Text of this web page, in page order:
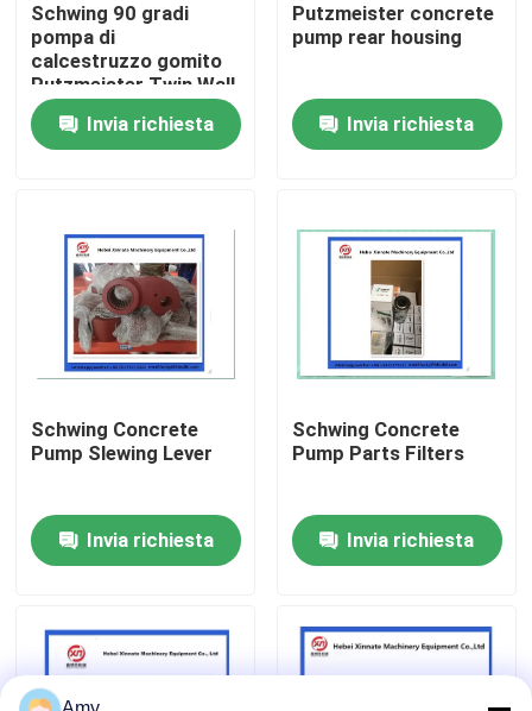
Casa
Prodotti
Chi siamo
Fatory Tour
Richiedere un preventivo
Parti della pompa per calcestruzzo di Putzmeister
Parti della pompa per calcestruzzo di Schwing
Schwing 90 gradi
pompa di
calcestruzzo gomito
Putzmeister Twin Wall
gomito 10010479
Invia richiesta
Putzmeister concrete
pump rear housing
Invia richiesta
Schwing Concrete
Pump Slewing Lever
Invia richiesta
Schwing Concrete
Pump Parts Filters
Invia richiesta